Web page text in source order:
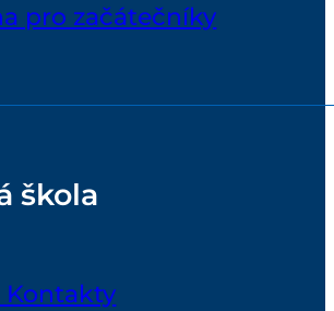
pro začátečníky
škola
Kontakty